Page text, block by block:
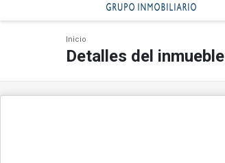
Inicio
Detalles del inmueble